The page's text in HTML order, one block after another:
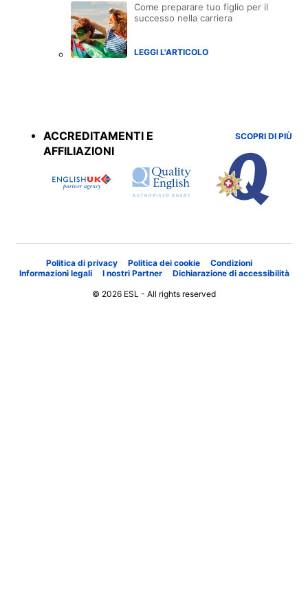
Come preparare tuo figlio per il
successo nella carriera
LEGGI L'ARTICOLO
ACCREDITAMENTI E
AFFILIAZIONI
SCOPRI DI PIÙ
Politica di privacy Politica dei cookie
Condizioni
Informazioni legali
I nostri Partner
Dichiarazione di accessibilità
© 2026 ESL - All rights reserved